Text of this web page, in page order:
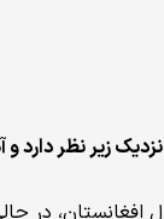
زیر نظر دارد و
افغانستان، در